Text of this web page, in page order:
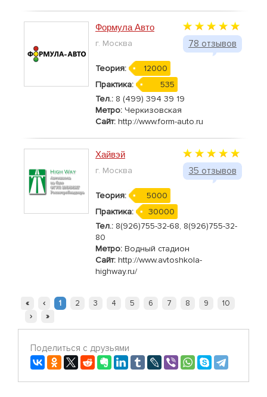
78 отзывов
Формула Авто
г. Москва
Теория:
12000
Практика:
535
Тел.: 8 (499) 394 39 19
Метро: Черкизовская
Сайт: http://www.form-auto.ru
35 отзывов
Хайвэй
г. Москва
Теория:
5000
Практика:
30000
Тел.: 8(926)755-32-68, 8(926)755-32-
80
Метро: Водный стадион
Сайт: http://www.avtoshkola-
highway.ru/
« ‹ 1 2 3 4 5 6 7 8 9
10
›
»
Поделиться с друзьями